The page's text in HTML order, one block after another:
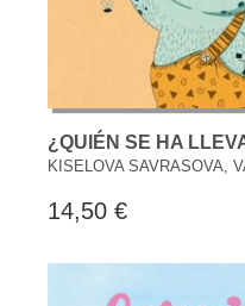
¿QUIÉN SE HA
KISELOVA SAVRASOVA,
14,50 €